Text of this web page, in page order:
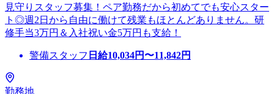
見守りスタッフ募集！ペア勤務だから初めてでも安心スター
ト◎週2日から自由に働けて残業もほとんどありません。研
修手当3万円＆入社祝い金5万円も支給！
警備スタッフ 日給10,034円〜11,842円
勤務地